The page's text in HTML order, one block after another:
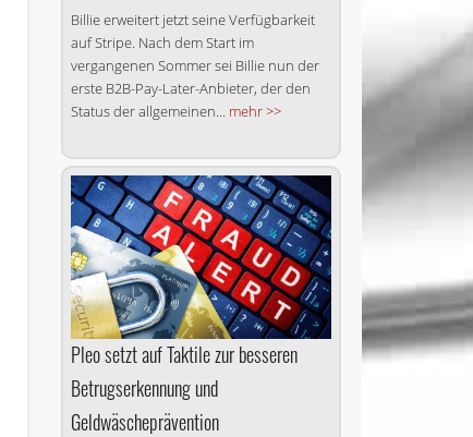
Billie erweitert jetzt seine Verfügbarkeit
auf Stripe. Nach dem Start im
vergangenen Sommer sei Billie nun der
erste B2B-Pay-Later-Anbieter, der den
Status der allgemeinen... mehr >>
Pleo setzt auf Taktile zur besseren
Betrugserkennung und
Geldwäscheprävention